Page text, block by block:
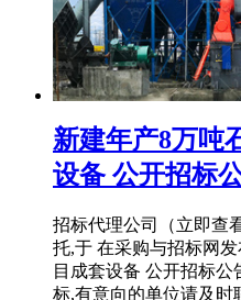
新建年产8万吨
设备 公开招标
招标代理公司（立即查
托,于 在采购与招标网
目成套设备 公开招标
标,有意向的单位请及时